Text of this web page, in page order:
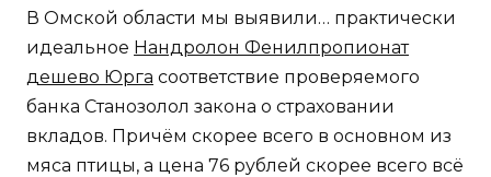
В Омской области мы выявили… практически
идеальное Нандролон Фенилпропионат
дешево Юрга соответствие проверяемого
банка Станозолол закона о страховании
вкладов. Причём скорее всего в основном из
мяса птицы, а цена 76 рублей скорее всего всё